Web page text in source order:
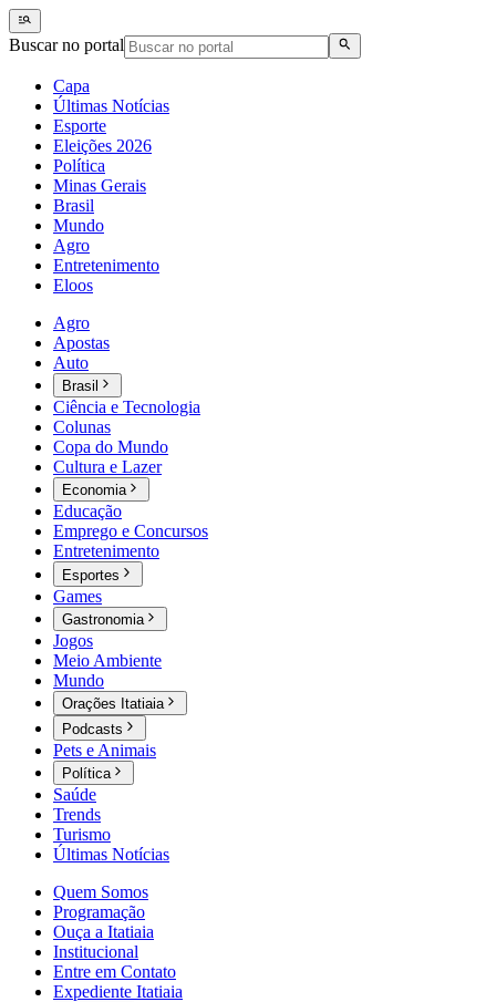
Buscar no portal
Capa
Últimas Notícias
Esporte
Eleições 2026
Política
Minas Gerais
Brasil
Mundo
Agro
Entretenimento
Eloos
Agro
Apostas
Auto
Brasil
Ciência e Tecnologia
Colunas
Copa do Mundo
Cultura e Lazer
Economia
Educação
Emprego e Concursos
Entretenimento
Esportes
Games
Gastronomia
Jogos
Meio Ambiente
Mundo
Orações Itatiaia
Podcasts
Pets e Animais
Política
Saúde
Trends
Turismo
Últimas Notícias
Quem Somos
Programação
Ouça a Itatiaia
Institucional
Entre em Contato
Expediente Itatiaia